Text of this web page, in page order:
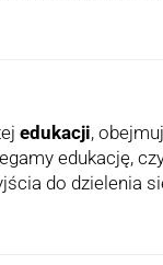
edukacji,
edukację,
do dzielenia